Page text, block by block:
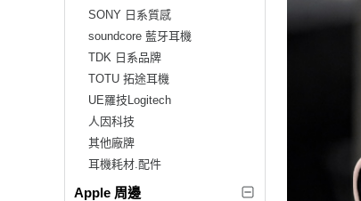
SONY 日系質感
soundcore 藍牙耳機
TDK 日系品牌
TOTU 拓途耳機
UE羅技Logitech
人因科技
其他廠牌
耳機耗材.配件
Apple 周邊